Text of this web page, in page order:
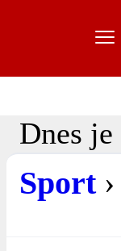
Dnes je
Sport›